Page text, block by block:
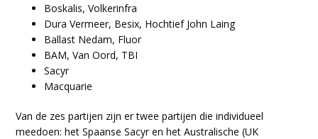
Boskalis, Volkerinfra
Dura Vermeer, Besix, Hochtief John Laing
Ballast Nedam, Fluor
BAM, Van Oord, TBI
Sacyr
Macquarie
Van de zes partijen zijn er twee partijen die individueel
meedoen: het Spaanse Sacyr en het Australische (UK